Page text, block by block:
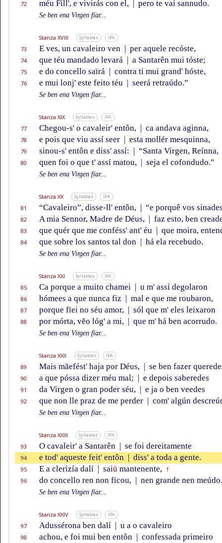
72 méu Fill', e vivirás con el, pero te vai sannudo.
Se ben ena Virgen fïar...
Stanza XVIII Syllables IPA
73 E ves, un cavaleiro ven | per aquele recóste,
74 que téu mandado levará | a Santarên mui tóste;
75 e do concello saïrá | contra ti mui grand' hóste,
76 e mui lonj' este feito téu | seerá retraúdo.”
Se ben ena Virgen fïar...
Stanza XIX Syllables IPA
77 Chegou-s' o cavaleir' entôn, | ca andava aginna,
78 e pois que viu assí seer | esta mollér mesquinna,
79 sinou-s' entôn e diss' assí: | “Santa Virgen, Reínna,
80 quen foi o que t' assí matou, | seja el cofondudo.”
Se ben ena Virgen fïar...
Stanza XX Syllables IPA
81 “Cavaleiro”, disse-ll' entôn, | “e porquê vos
82 A mia Sennor, Madre de Déus, | faz esto, ben
83 que quér que me conféss' ant' éu | que moira,
84 que sobre los santos tal don | há ela recebudo.
Se ben ena Virgen fïar...
Stanza XXI Syllables IPA
85 Ca porque a muito chamei | u m' assí degolaron
86 hómees a que nunca fiz | mal e que me roubaron,
87 porque fïei no séu amor, | sól que m' eles leixaron
88 por mórta, vẽo lóg' a mi, | que m' há ben acorrudo.
Se ben ena Virgen fïar...
Stanza XXII Syllables IPA
89 Mais mãefést' haja por Déus, | se ben fazer
90 a que póssa dizer méu mal; | e depois saberedes
91 da Virgen o gran poder séu, | e ja o ben veedes
92 que non lle praz de me perder | com' algún
Se ben ena Virgen fïar...
Stanza XXIII Syllables IPA
93 O cavaleir' a Santarên | se foi dereitamente
94 e tod' aqueste feit' entôn | diss' a toda a gente.
95 E a clerizía dalí | saiü mantenente, †
96 do concello ren non ficou, | nen grande nen meúdo.
Se ben ena Virgen fïar...
Stanza XXIV Syllables IPA
97 Adussérona ben dalí | u a o cavaleiro
98 achou, e foi mui ben entôn | confessada primeiro